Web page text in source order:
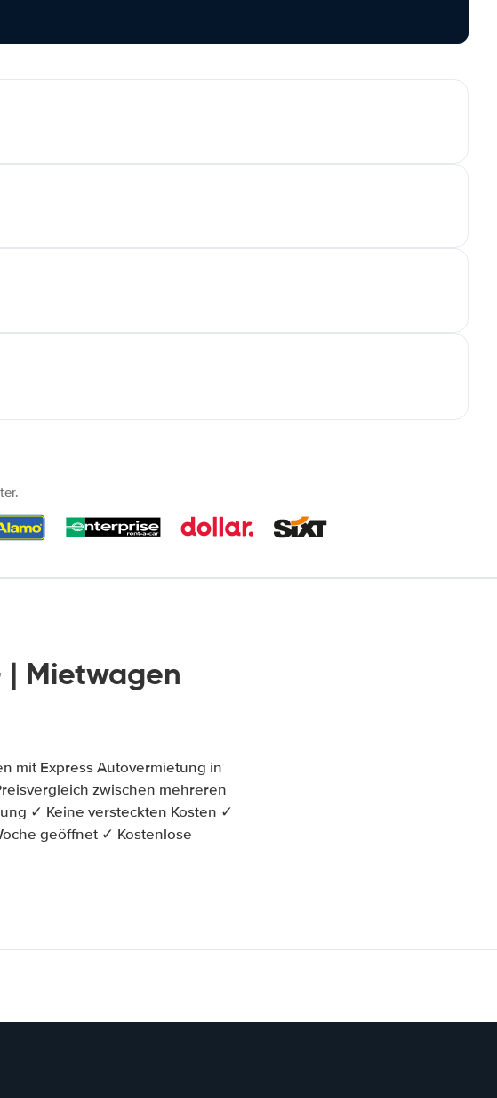
| Mietwagen
mit Express Autovermietung in
zwischen mehreren
✓ Keine versteckten Kosten ✓
geöffnet ✓ Kostenlose